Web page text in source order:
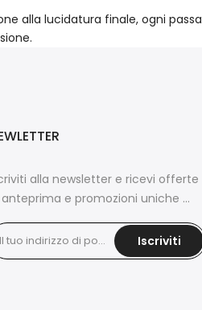
alla lucidatura finale, ogni
alla newsletter e ricevi offerte
e promozioni uniche ...
Iscriviti